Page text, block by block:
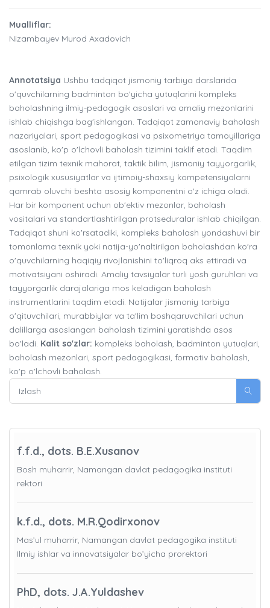
Mualliflar:
Nizambayev Murod Axadovich
Annotatsiya Ushbu tadqiqot jismoniy tarbiya darslarida
o'quvchilarning badminton bo'yicha yutuqlarini kompleks
baholashning ilmiy-pedagogik asoslari va amaliy mezonlarini
ishlab chiqishga bag'ishlangan. Tadqiqot zamonaviy baholash
nazariyalari, sport pedagogikasi va psixometriya tamoyillariga
asoslanib, ko'p o'lchovli baholash tizimini taklif etadi. Taqdim
etilgan tizim texnik mahorat, taktik bilim, jismoniy tayyorgarlik,
psixologik xususiyatlar va ijtimoiy-shaxsiy kompetensiyalarni
qamrab oluvchi beshta asosiy komponentni o'z ichiga oladi.
Har bir komponent uchun ob'ektiv mezonlar, baholash
vositalari va standartlashtirilgan protseduralar ishlab chiqilgan.
Tadqiqot shuni ko'rsatadiki, kompleks baholash yondashuvi bir
tomonlama texnik yoki natija-yo'naltirilgan baholashdan ko'ra
o'quvchilarning haqiqiy rivojlanishini to'liqroq aks ettiradi va
motivatsiyani oshiradi. Amaliy tavsiyalar turli yosh guruhlari va
tayyorgarlik darajalariga mos keladigan baholash
instrumentlarini taqdim etadi. Natijalar jismoniy tarbiya
o'qituvchilari, murabbiylar va ta'lim boshqaruvchilari uchun
dalillarga asoslangan baholash tizimini yaratishda asos
bo'ladi. Kalit so'zlar: kompleks baholash, badminton yutuqlari,
baholash mezonlari, sport pedagogikasi, formativ baholash,
ko'p o'lchovli baholash.
f.f.d., dots. B.E.Xusanov
Bosh muharrir, Namangan davlat pedagogika instituti
rektori
k.f.d., dots. M.R.Qodirxonov
Mas’ul muharrir, Namangan davlat pedagogika instituti
Ilmiy ishlar va innovatsiyalar bo’yicha prorektori
PhD, dots. J.A.Yuldashev